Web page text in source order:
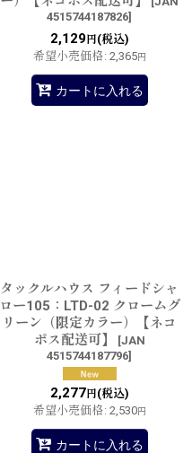
4515744187826]
2,129円(税込)
希望小売価格: 2,365円
カートに入れる
タックルハウス フィードシャ
ロー105：LTD-02 クロームグ
リーン（限定カラー）【ネコ
ポス配送可】
[JAN
4515744187796]
2,277円(税込)
希望小売価格: 2,530円
カートに入れる